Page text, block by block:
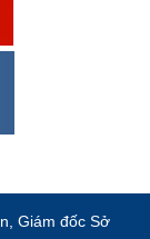
Giám đốc Sở